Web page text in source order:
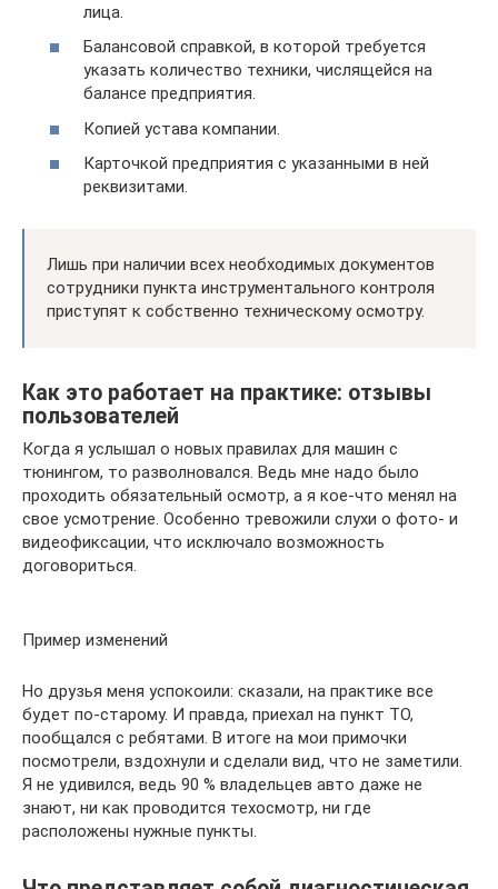
лица.
Балансовой справкой, в которой требуется
указать количество техники, числящейся на
балансе предприятия.
Копией устава компании.
Карточкой предприятия с указанными в ней
реквизитами.
Лишь при наличии всех необходимых документов
сотрудники пункта инструментального контроля
приступят к собственно техническому осмотру.
Как это работает на практике: отзывы
пользователей
Когда я услышал о новых правилах для машин с
тюнингом, то разволновался. Ведь мне надо было
проходить обязательный осмотр, а я кое-что менял на
свое усмотрение. Особенно тревожили слухи о фото- и
видеофиксации, что исключало возможность
договориться.
Пример изменений
Но друзья меня успокоили: сказали, на практике все
будет по-старому. И правда, приехал на пункт ТО,
пообщался с ребятами. В итоге на мои примочки
посмотрели, вздохнули и сделали вид, что не заметили.
Я не удивился, ведь 90 % владельцев авто даже не
знают, ни как проводится техосмотр, ни где
расположены нужные пункты.